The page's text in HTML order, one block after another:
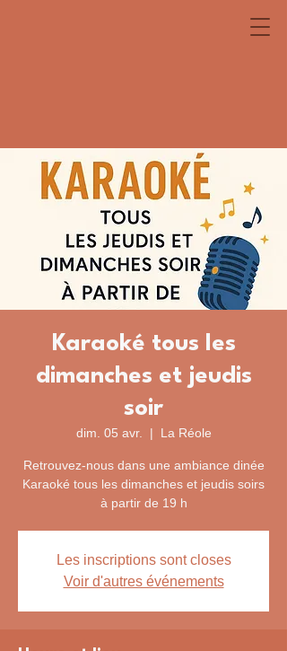
Karaoké tous les
dimanches et jeudis
soir
dim. 05 avr.
  |
La Réole
Retrouvez-nous dans une ambiance dinée
Karaoké tous les dimanches et jeudis soirs
à partir de 19 h
Les inscriptions sont closes
Voir d'autres événements